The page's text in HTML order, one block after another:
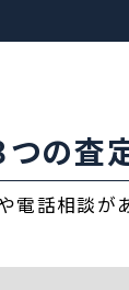
つの査
電話相談があ